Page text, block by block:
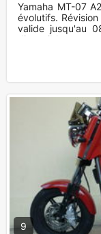
Yamaha MT-07
évolutifs.
valide jusqu'au
disponible
9